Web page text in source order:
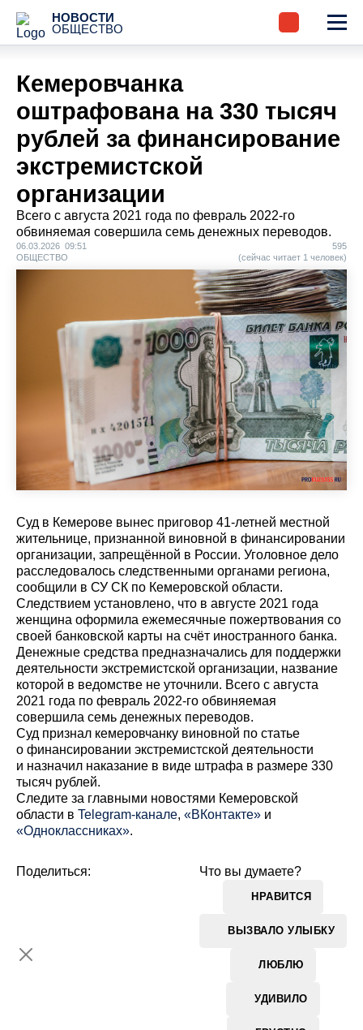
НОВОСТИ
ОБЩЕСТВО
Кемеровчанка
оштрафована на 330 тысяч
рублей за финансирование
экстремистской
организации
Всего с августа 2021 года по февраль 2022-го
обвиняемая совершила семь денежных переводов.
06.03.2026 09:51
ОБЩЕСТВО
595
(сейчас читает 1 человек)
Суд в Кемерове вынес приговор 41-летней местной
жительнице, признанной виновной в финансировании
организации, запрещённой в России. Уголовное дело
расследовалось следственными органами региона,
сообщили в СУ СК по Кемеровской области.
Следствием установлено, что в августе 2021 года
женщина оформила ежемесячные пожертвования со
своей банковской карты на счёт иностранного банка.
Денежные средства предназначались для поддержки
деятельности экстремистской организации, название
которой в ведомстве не уточнили. Всего с августа
2021 года по февраль 2022-го обвиняемая
совершила семь денежных переводов.
Суд признал кемеровчанку виновной по статье
о финансировании экстремистской деятельности
и назначил наказание в виде штрафа в размере 330
тысяч рублей.
Cледите за главными новостями Кемеровской
области в Telegram-канале, «ВКонтакте» и
«Одноклассниках».
Что вы думаете?
НРАВИТСЯ
ВЫЗВАЛО УЛЫБКУ
ЛЮБЛЮ
УДИВИЛО
Поделиться: